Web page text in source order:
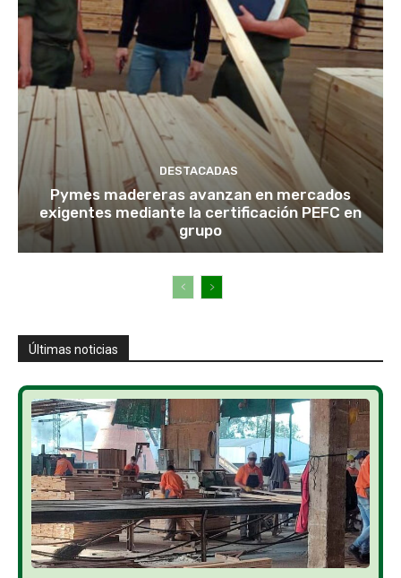
DESTACADAS
Pymes madereras avanzan en mercados
exigentes mediante la certificación PEFC en
grupo
Últimas noticias